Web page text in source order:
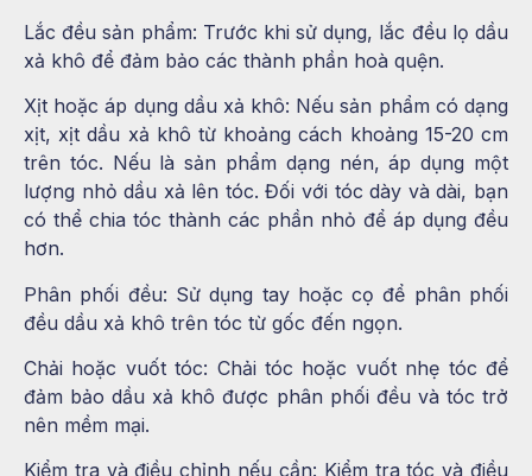
Lắc đều sản phẩm: Trước khi sử dụng, lắc đều lọ dầu
xả khô để đảm bảo các thành phần hoà quện.
Xịt hoặc áp dụng dầu xả khô: Nếu sản phẩm có dạng
xịt, xịt dầu xả khô từ khoảng cách khoảng 15-20 cm
trên tóc. Nếu là sản phẩm dạng nén, áp dụng một
lượng nhỏ dầu xả lên tóc. Đối với tóc dày và dài, bạn
có thể chia tóc thành các phần nhỏ để áp dụng đều
hơn.
Phân phối đều: Sử dụng tay hoặc cọ để phân phối
đều dầu xả khô trên tóc từ gốc đến ngọn.
Chải hoặc vuốt tóc: Chải tóc hoặc vuốt nhẹ tóc để
đảm bảo dầu xả khô được phân phối đều và tóc trở
nên mềm mại.
Kiểm tra và điều chỉnh nếu cần: Kiểm tra tóc và điều